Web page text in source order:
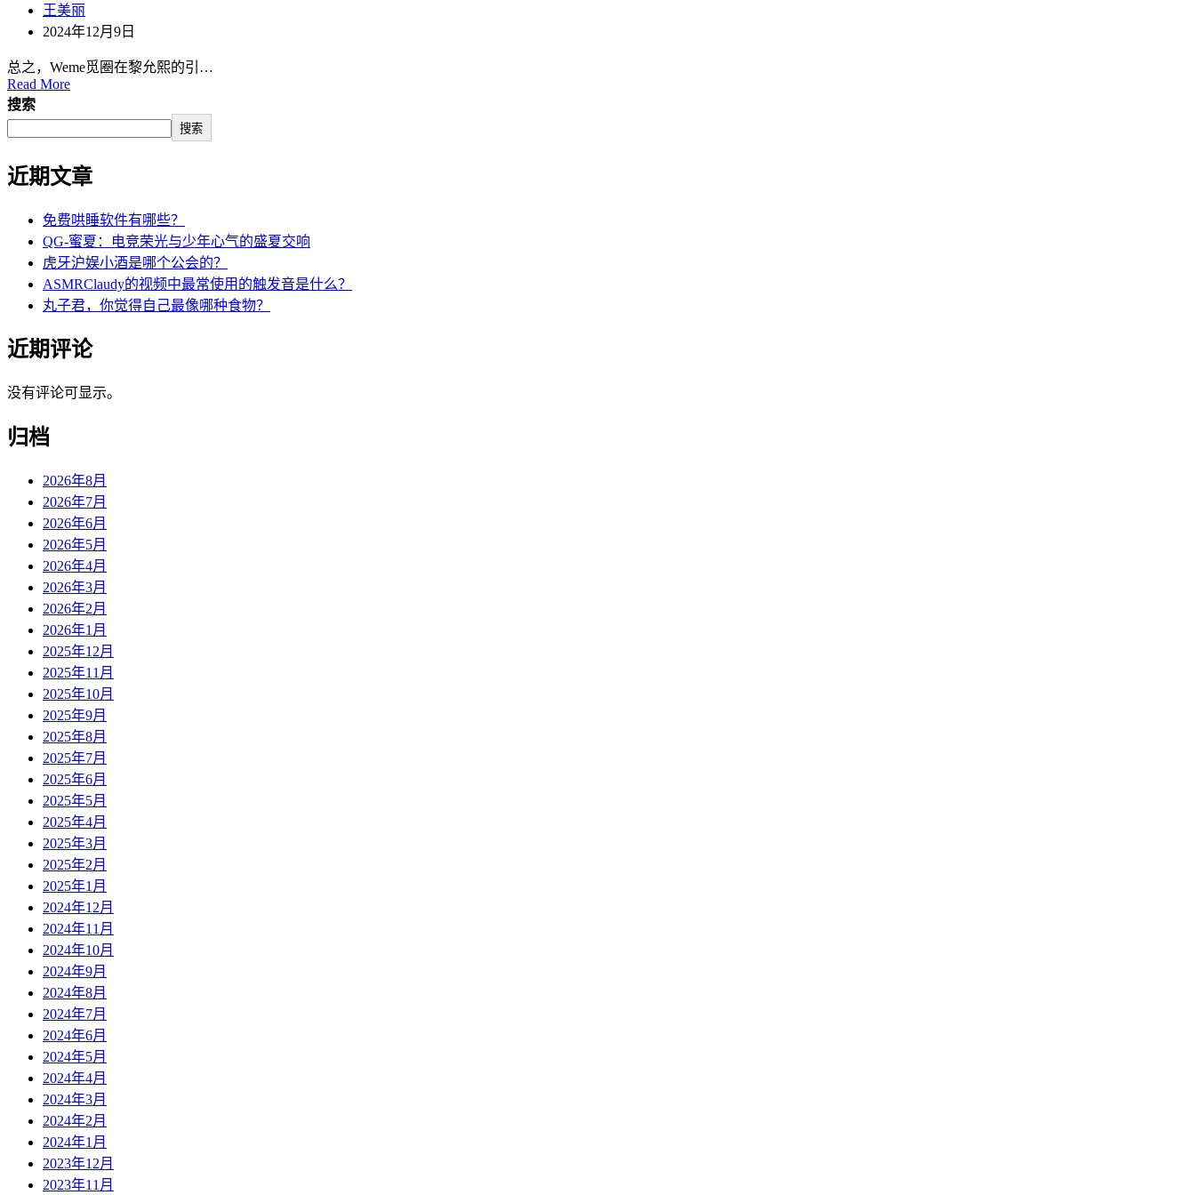
王美丽
2024年12月9日
总之，Weme觅圈在黎允熙的引…
Read More
搜索
搜索
近期文章
免费哄睡软件有哪些？
QG-蜜夏：电竞荣光与少年心气的盛夏交响
虎牙沪娱小酒是哪个公会的？
ASMRClaudy的视频中最常使用的触发音是什么？
丸子君，你觉得自己最像哪种食物？
近期评论
没有评论可显示。
归档
2026年8月
2026年7月
2026年6月
2026年5月
2026年4月
2026年3月
2026年2月
2026年1月
2025年12月
2025年11月
2025年10月
2025年9月
2025年8月
2025年7月
2025年6月
2025年5月
2025年4月
2025年3月
2025年2月
2025年1月
2024年12月
2024年11月
2024年10月
2024年9月
2024年8月
2024年7月
2024年6月
2024年5月
2024年4月
2024年3月
2024年2月
2024年1月
2023年12月
2023年11月